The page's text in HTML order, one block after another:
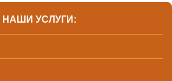
НАШИ УСЛУГИ: